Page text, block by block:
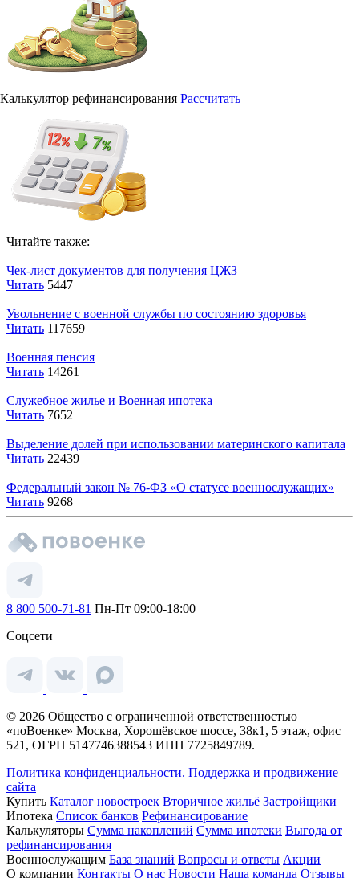
Калькулятор рефинансирования Рассчитать
Читайте также:
Чек-лист документов для получения ЦЖЗ
Читать 5447
Увольнение с военной службы по состоянию здоровья
Читать 117659
Военная пенсия
Читать 14261
Служебное жилье и Военная ипотека
Читать 7652
Выделение долей при использовании материнского капитала
Читать 22439
Федеральный закон № 76-ФЗ «О статусе военнослужащих»
Читать 9268
8 800 500-71-81 Пн-Пт 09:00-18:00
Соцсети
© 2026 Общество с ограниченной ответственностью
«поВоенке» Москва, Хорошёвское шоссе, 38к1, 5 этаж, офис
521, ОГРН 5147746388543 ИНН 7725849789.
Политика конфиденциальности. Поддержка и продвижение
сайта
Купить Каталог новостроек Вторичное жильё Застройщики
Ипотека Список банков Рефинансирование
Калькуляторы Сумма накоплений Сумма ипотеки Выгода от
рефинансирования
Военнослужащим База знаний Вопросы и ответы Акции
О компании Контакты О нас Новости Наша команда Отзывы